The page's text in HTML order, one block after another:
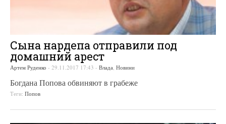
Сына нардепа отправили под
домашний арест
Артем Руденко - 29.11.2017 17:43 - Влада Новини
Богдана Попова обвиняют в грабеже
Теги: Попов